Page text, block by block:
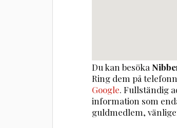
Du kan besöka
Ring dem på
Google. Fullständig
information som
guldmedlem,